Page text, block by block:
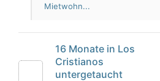
Mietwohn...
16 Monate in Los
Cristianos
untergetaucht